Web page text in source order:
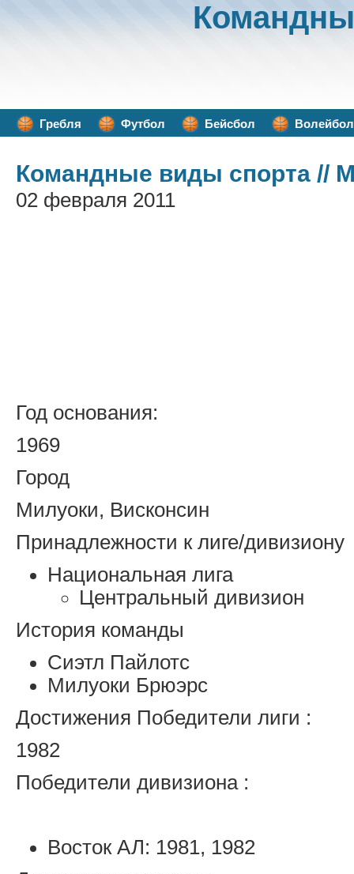
Гребля Футбол Бейсбол Волейбол
Командные виды спорта //
02 февраля 2011
Год основания:
1969
Город
Милуоки, Висконсин
Принадлежности к лиге/дивизиону
Национальная лига
Центральный дивизион
История команды
Сиэтл Пайлотс
Милуоки Брюэрс
Достижения Победители лиги :
1982
Победители дивизиона :
Восток АЛ: 1981, 1982